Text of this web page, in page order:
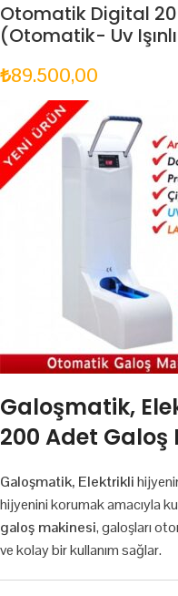
Otomatik Digital
(Otomatik- Uv
₺89.500,00
Galoşmatik,
200 Adet
Galoşmatik, Elektrikli
hijyenini korumak amacıyla
galoş makinesi, galoşları
ve kolay bir kullanım sağlar.